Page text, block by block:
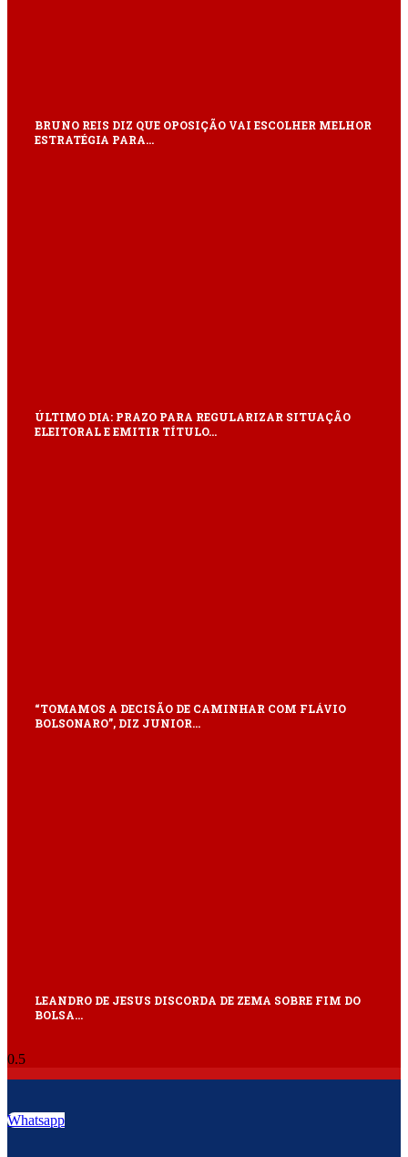
BRUNO REIS DIZ QUE OPOSIÇÃO VAI ESCOLHER MELHOR
ESTRATÉGIA PARA…
ÚLTIMO DIA: PRAZO PARA REGULARIZAR SITUAÇÃO
ELEITORAL E EMITIR TÍTULO…
“TOMAMOS A DECISÃO DE CAMINHAR COM FLÁVIO
BOLSONARO”, DIZ JUNIOR…
LEANDRO DE JESUS DISCORDA DE ZEMA SOBRE FIM DO
BOLSA…
Whatsapp